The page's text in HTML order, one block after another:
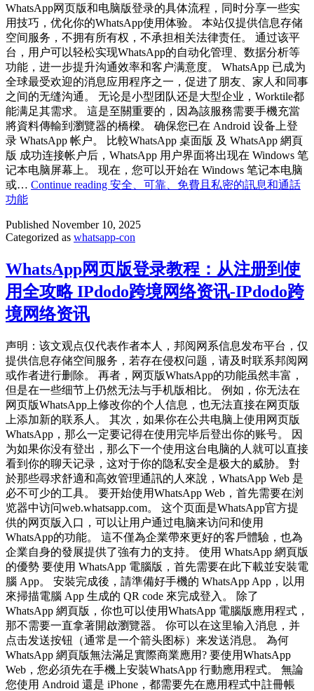
WhatsApp网页版和电脑版登录的具体流程，同时分享一些实
用技巧，优化你的WhatsApp使用体验。 本站仅提供信息存储
空间服务，不拥有所有权，不承担相关法律责任。 通过该平
台，用户可以轻松实现WhatsApp的自动化管理、数据分析等
功能，进一步提升沟通效率和客户满意度。 WhatsApp 已成为
全球最受欢迎的消息应用程序之一，促进了朋友、家人和同事
之间的无缝沟通。 无论是小型团队还是大型企业，Worktile都
能满足其需求。 這是至關重要的，因為該服務需要手機充當
將資料傳輸到瀏覽器的橋樑。 确保您已在 Android 设备上登
录 WhatsApp 帐户。 比較WhatsApp 桌面版 及 WhatsApp 網頁
版 成功连接帐户后，WhatsApp 用户界面将出现在 Windows 笔
记本电脑屏幕上。 现在，您可以开始在 Windows 笔记本电脑
或… Continue reading 安全、可靠、免費且私密的訊息和通話
功能
Published November 10, 2025
Categorized as whatsapp-con
WhatsApp网页版登录教程：从注册到使
用全攻略 IPdodo跨境网络资讯-IPdodo跨
境网络资讯
声明：该文观点仅代表作者本人，邦阅网系信息发布平台，仅
提供信息存储空间服务，若存在侵权问题，请及时联系邦阅网
或作者进行删除。 再者，网页版WhatsApp的功能虽然丰富，
但是在一些细节上仍然无法与手机版相比。 例如，你无法在
网页版WhatsApp上修改你的个人信息，也无法直接在网页版
上添加新的联系人。 其次，如果你在公共电脑上使用网页版
WhatsApp，那么一定要记得在使用完毕后登出你的账号。 因
为如果你没有登出，那么下一个使用这台电脑的人就可以直接
看到你的聊天记录，这对于你的隐私安全是极大的威胁。 對
於那些尋求舒適和高效管理通訊的人來說，WhatsApp Web 是
必不可少的工具。 要开始使用WhatsApp Web，首先需要在浏
览器中访问web.whatsapp.com。 这个页面是WhatsApp官方提
供的网页版入口，可以让用户通过电脑来访问和使用
WhatsApp的功能。 這不僅為企業帶來更好的客戶體驗，也為
企業自身的發展提供了強有力的支持。 使用 WhatsApp 網頁版
的優勢 要使用 WhatsApp 電腦版，首先需要在此下載並安裝電
腦 App。 安裝完成後，請準備好手機的 WhatsApp App，以用
來掃描電腦 App 生成的 QR code 來完成登入。 除了
WhatsApp 網頁版，你也可以使用WhatsApp 電腦版應用程式，
那不需要一直拿著開啟瀏覽器。 你可以在这里输入消息，并
点击发送按钮（通常是一个箭头图标）来发送消息。 為何
WhatsApp 網頁版無法滿足實際商業應用? 要使用WhatsApp
Web，您必須先在手機上安裝WhatsApp 行動應用程式。 無論
您使用 Android 還是 iPhone，都需要先在應用程式中註冊帳